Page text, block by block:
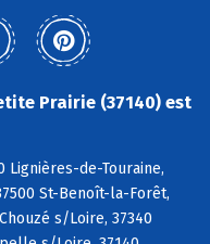
Prairie (37140) est
Lignières-de-Touraine,
St-Benoît-la-Forêt,
s/Loire, 37340